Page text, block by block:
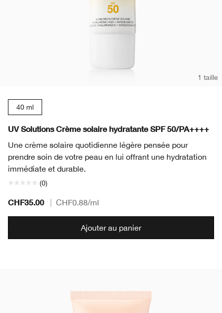
1 taille
40 ml
UV Solutions Crème solaire hydratante SPF 50/PA++++
Une crème solaire quotidienne légère pensée pour
prendre soin de votre peau en lui offrant une hydratation
immédiate et durable.
(0)
CHF35.00 CHF0.88/ml
Ajouter au panier